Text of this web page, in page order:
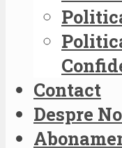
Contact
Despre